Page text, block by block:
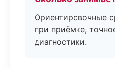
Ориентировочные
при приёмке,
диагностики.